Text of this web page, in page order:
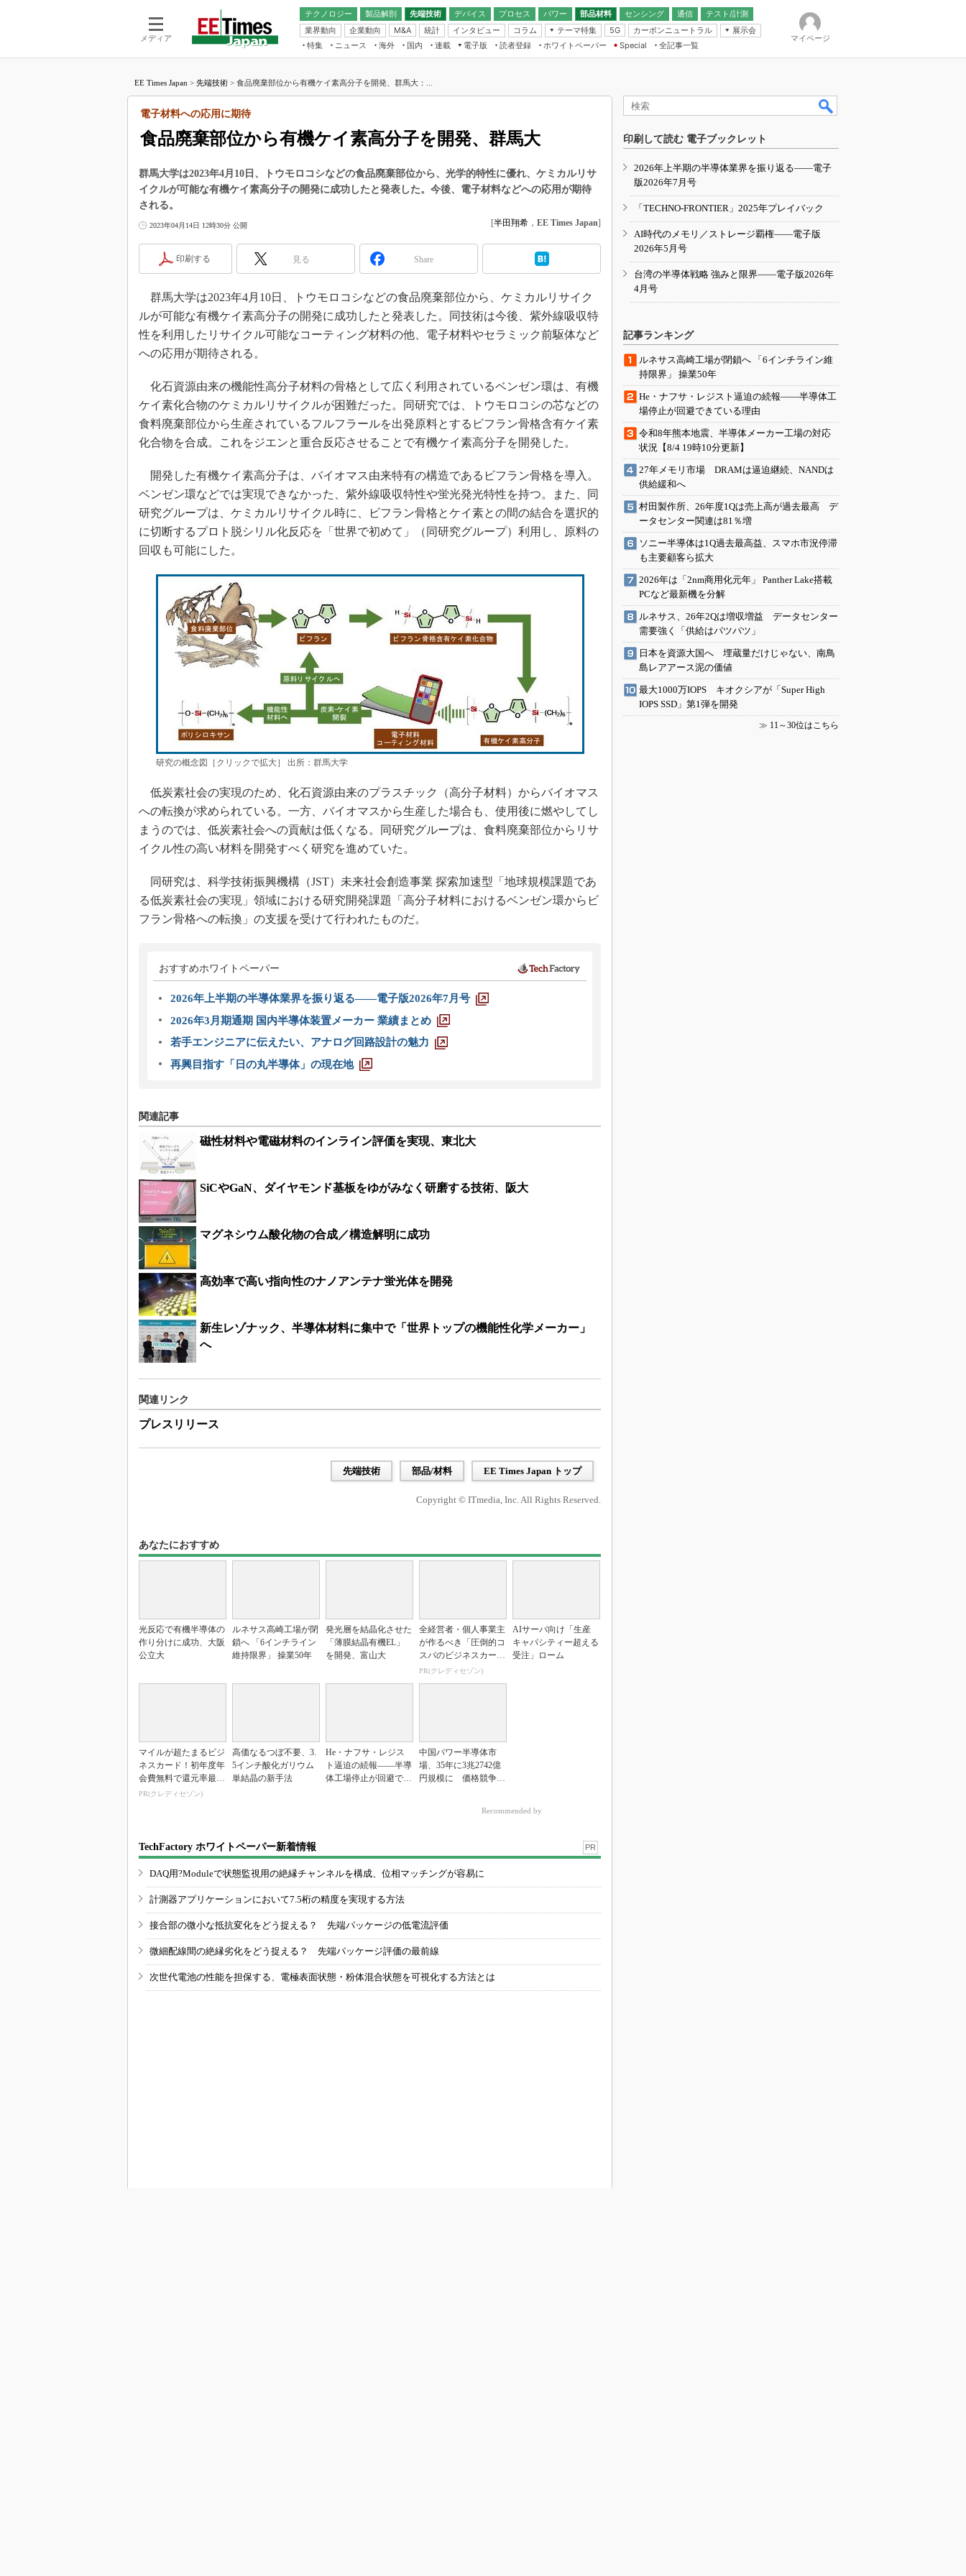
メディア
テクノロジー 製品解剖
先端技術
電池／エネルギー
デバイス
アナログ
マイコン
プロセス パワー 部品材料 センシング
通信
無線
テスト/計測
業界動向
企業動向 M&A 統計 インタビュー コラム
テーマ特集
フィジカルAI
読者調査（EE Times Research）
エレクトロニクス入門（EDN
5G カーボンニュートラル
展示会
IoT・エッジコンピューティング
EXPO
TECHNO-FRONTIER
人とくるま展
特集 ニュース 海外 国内
連載
福田昭のデバイス通信
大山聡の業界スコープ
リタイア直前エンジニアの社会人大
学漂流記
この10年で起こったこと、次の10年
製品分解で探るアジアの新トレンド
イノベーションは日本を救うのか
JASA発IoT通信
IHSアナリスト「未来展望」
「英語に愛されないエンジニア」の
電子版
電子ブックレット
読者登録 ホワイトペーパー
Special
全記事一覧
マイページ
EE Times Japan > 先端技術 > 食品廃棄部位から有機ケイ素高分子を開発、群馬大：...
食品廃棄部位から有機ケイ素高分子を開発、群馬大
電子材料への応用に期待
群馬大学は2023年4月10日、トウモロコシなどの食品廃棄部位から、光学的特性に優れ、ケミカルリサ
イクルが可能な有機ケイ素高分子の開発に成功したと発表した。今後、電子材料などへの応用が期待
される。
2023年04月14日 12時30分 公開 [半田翔希 ， EE Times Japan]
印刷する 見る Share
群馬大学は2023年4月10日、トウモロコシなどの食品廃棄部位から、ケミカルリサイク
ルが可能な有機ケイ素高分子の開発に成功したと発表した。同技術は今後、紫外線吸収特
性を利用したリサイクル可能なコーティング材料の他、電子材料やセラミック前駆体など
への応用が期待される。
化石資源由来の機能性高分子材料の骨格として広く利用されているベンゼン環は、有機
ケイ素化合物のケミカルリサイクルが困難だった。同研究では、トウモロコシの芯などの
食料廃棄部位から生産されているフルフラールを出発原料とするビフラン骨格含有ケイ素
化合物を合成。これをジエンと重合反応させることで有機ケイ素高分子を開発した。
開発した有機ケイ素高分子は、バイオマス由来特有の構造であるビフラン骨格を導入。
ベンゼン環などでは実現できなかった、紫外線吸収特性や蛍光発光特性を持つ。また、同
研究グループは、ケミカルリサイクル時に、ビフラン骨格とケイ素との間の結合を選択的
に切断するプロト脱シリル化反応を「世界で初めて」（同研究グループ）利用し、原料の
回収も可能にした。
研究の概念図［クリックで拡大］ 出所：群馬大学
低炭素社会の実現のため、化石資源由来のプラスチック（高分子材料）からバイオマス
への転換が求められている。一方、バイオマスから生産した場合も、使用後に燃やしてし
まうのでは、低炭素社会への貢献は低くなる。同研究グループは、食料廃棄部位からリサ
イクル性の高い材料を開発すべく研究を進めていた。
同研究は、科学技術振興機構（JST）未来社会創造事業 探索加速型「地球規模課題であ
る低炭素社会の実現」領域における研究開発課題「高分子材料におけるベンゼン環からビ
フラン骨格への転換」の支援を受けて行われたものだ。
おすすめホワイトペーパー
2026年上半期の半導体業界を振り返る――電子版2026年7月号
2026年3月期通期 国内半導体装置メーカー 業績まとめ
若手エンジニアに伝えたい、アナログ回路設計の魅力
再興目指す「日の丸半導体」の現在地
関連記事
磁性材料や電磁材料のインライン評価を実現、東北大
SiCやGaN、ダイヤモンド基板をゆがみなく研磨する技術、阪大
マグネシウム酸化物の合成／構造解明に成功
高効率で高い指向性のナノアンテナ蛍光体を開発
新生レゾナック、半導体材料に集中で「世界トップの機能性化学メーカー」
へ
関連リンク
プレスリリース
先端技術 部品/材料 EE Times Japan トップ
Copyright © ITmedia, Inc. All Rights Reserved.
あなたにおすすめ
光反応で有機半導体の
作り分けに成功、大阪
公立大
ルネサス高崎工場が閉
鎖へ 「6インチライン
維持限界」 操業50年
発光層を結晶化させた
「薄膜結晶有機EL」
を開発、富山大
全経営者・個人事業主
が作るべき「圧倒的コ
スパのビジネスカー
ド」
PR(クレディセゾン)
AIサーバ向け「生産
キャパシティー超える
受注」ローム
マイルが超たまるビジ
ネスカード！初年度年
会費無料で還元率最大
1.125%
PR(クレディセゾン)
高価なるつぼ不要、3.
5インチ酸化ガリウム
単結晶の新手法
He・ナフサ・レジス
ト逼迫の続報――半導
体工場停止が回避でき
中国パワー半導体市
場、35年に3兆2742億
円規模に 価格競争さ
Recommended by
TechFactory ホワイトペーパー新着情報 PR
DAQ用?Moduleで状態監視用の絶縁チャンネルを構成、位相マッチングが容易に
計測器アプリケーションにおいて7.5桁の精度を実現する方法
接合部の微小な抵抗変化をどう捉える？ 先端パッケージの低電流評価
微細配線間の絶縁劣化をどう捉える？ 先端パッケージ評価の最前線
次世代電池の性能を担保する、電極表面状態・粉体混合状態を可視化する方法とは
印刷して読む 電子ブックレット
2026年上半期の半導体業界を振り返る――電子
版2026年7月号
「TECHNO-FRONTIER」2025年プレイバック
AI時代のメモリ／ストレージ覇権――電子版
2026年5月号
台湾の半導体戦略 強みと限界――電子版2026年
4月号
記事ランキング
ルネサス高崎工場が閉鎖へ 「6インチライン維
持限界」 操業50年
He・ナフサ・レジスト逼迫の続報――半導体工
場停止が回避できている理由
令和8年熊本地震、半導体メーカー工場の対応
状況【8/4 19時10分更新】
27年メモリ市場 DRAMは逼迫継続、NANDは
供給緩和へ
村田製作所、26年度1Qは売上高が過去最高 デ
ータセンター関連は81％増
ソニー半導体は1Q過去最高益、スマホ市況停滞
も主要顧客ら拡大
2026年は「2nm商用化元年」 Panther Lake搭載
PCなど最新機を分解
ルネサス、26年2Qは増収増益 データセンター
需要強く「供給はパツパツ」
日本を資源大国へ 埋蔵量だけじゃない、南鳥
島レアアース泥の価値
最大1000万IOPS キオクシアが「Super High
IOPS SSD」第1弾を開発
≫ 11～30位はこちら